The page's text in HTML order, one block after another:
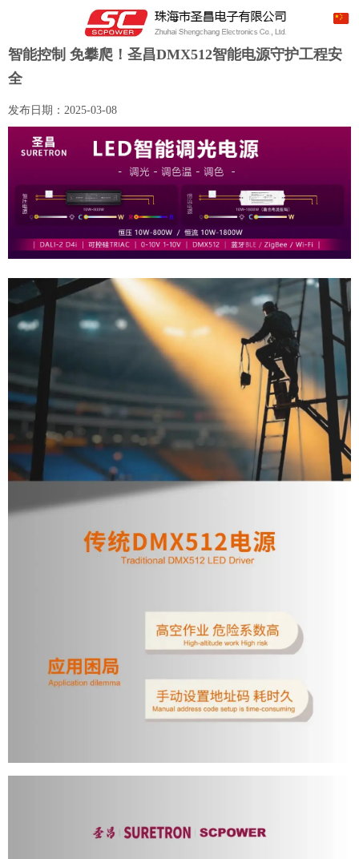
智能控制 免攀爬！圣昌DMX512智能电源守护工程安
全
发布日期： 2025-03-08